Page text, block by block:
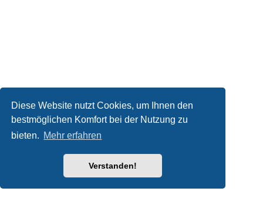
Diese Website nutzt Cookies, um Ihnen den
bestmöglichen Komfort bei der Nutzung zu
bieten. Mehr erfahren
Verstanden!